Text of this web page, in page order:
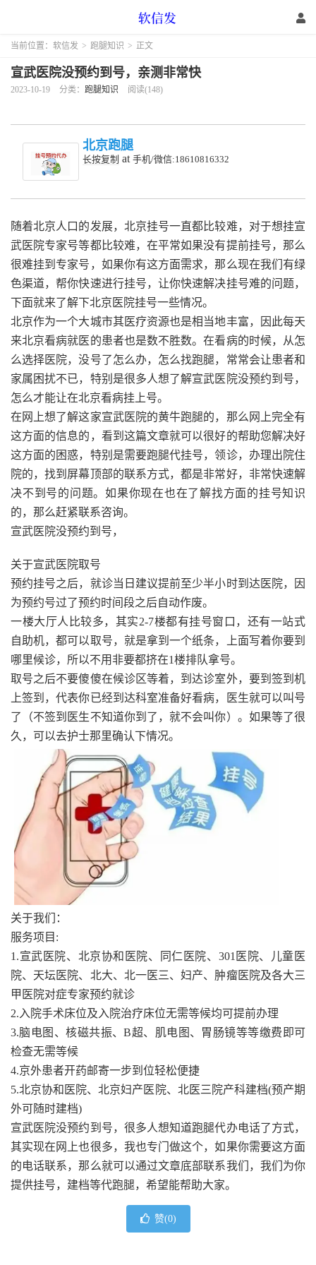
当前位置： 软信发 > 跑腿知识 > 正文
宣武医院没预约到号，亲测非常快
2023-10-19 分类： 跑腿知识 阅读(148)
北京跑腿
长按复制 at 手机/微信:18610816332
随着北京人口的发展，北京挂号一直都比较难，对于想挂宣
武医院专家号等都比较难，在平常如果没有提前挂号，那么
很难挂到专家号，如果你有这方面需求，那么现在我们有绿
色渠道，帮你快速进行挂号，让你快速解决挂号难的问题，
下面就来了解下北京医院挂号一些情况。
北京作为一个大城市其医疗资源也是相当地丰富，因此每天
来北京看病就医的患者也是数不胜数。在看病的时候，从怎
么选择医院，没号了怎么办，怎么找跑腿，常常会让患者和
家属困扰不已，特别是很多人想了解宣武医院没预约到号，
怎么才能让在北京看病挂上号。
在网上想了解这家宣武医院的黄牛跑腿的，那么网上完全有
这方面的信息的，看到这篇文章就可以很好的帮助您解决好
这方面的困惑，特别是需要跑腿代挂号，领诊，办理出院住
院的，找到屏幕顶部的联系方式，都是非常好，非常快速解
决不到号的问题。如果你现在也在了解找方面的挂号知识
的，那么赶紧联系咨询。
宣武医院没预约到号，
关于宣武医院取号
预约挂号之后，就诊当日建议提前至少半小时到达医院，因
为预约号过了预约时间段之后自动作废。
一楼大厅人比较多，其实2-7楼都有挂号窗口，还有一站式
自助机，都可以取号，就是拿到一个纸条，上面写着你要到
哪里候诊，所以不用非要都挤在1楼排队拿号。
取号之后不要傻傻在候诊区等着，到达诊室外，要到签到机
上签到，代表你已经到达科室准备好看病，医生就可以叫号
了（不签到医生不知道你到了，就不会叫你）。如果等了很
久，可以去护士那里确认下情况。
关于我们：
服务项目:
1.宣武医院、北京协和医院、同仁医院、301医院、儿童医
院、天坛医院、北大、北一医三、妇产、肿瘤医院及各大三
甲医院对症专家预约就诊
2.入院手术床位及入院治疗床位无需等候均可提前办理
3.脑电图、核磁共振、B超、肌电图、胃肠镜等等缴费即可
检查无需等候
4.京外患者开药邮寄一步到位轻松便捷
5.北京协和医院、北京妇产医院、北医三院产科建档(预产期
外可随时建档)
宣武医院没预约到号，很多人想知道跑腿代办电话了方式，
其实现在网上也很多，我也专门做这个，如果你需要这方面
的电话联系，那么就可以通过文章底部联系我们，我们为你
提供挂号，建档等代跑腿，希望能帮助大家。
赞(0)